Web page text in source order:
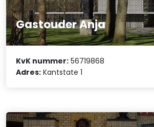
Gastouder Anja
KvK nummer: 56719868
Adres: Kantstate 1